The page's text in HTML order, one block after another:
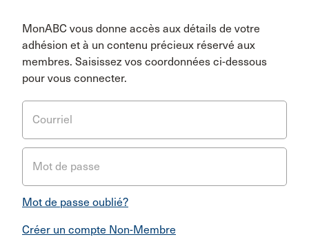
MonABC vous donne accès aux détails de votre
adhésion et à un contenu précieux réservé aux
membres. Saisissez vos coordonnées ci-dessous
pour vous connecter.
Courriel
Mot de passe
Mot de passe oublié?
Créer un compte Non-Membre